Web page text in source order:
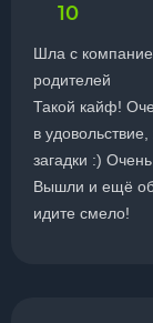
10
Шла с
родителей
Такой кайф!
в
загадки :)
Вышли и ещё
идите смело!